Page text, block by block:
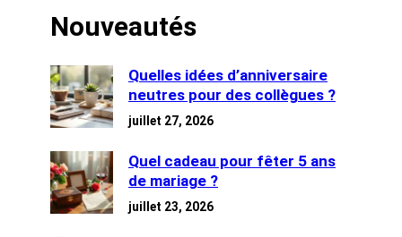
Nouveautés
Quelles idées d’anniversaire
neutres pour des collègues ?
juillet 27, 2026
Quel cadeau pour fêter 5 ans
de mariage ?
juillet 23, 2026